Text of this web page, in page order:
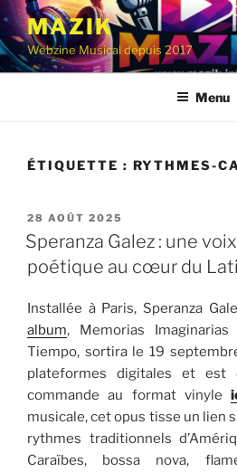
Aller
contenu
principal
MAZIK
Webzine Musical depuis 2017
Menu
ÉTIQUETTE : RYTHMES-
PUBLIÉ
LE
28 AOÛT 2025
Speranza Galez : une
poétique au cœur du
Installée à Paris, Speranza
album, Memorias
Tiempo, sortira le 19
plateformes digitales et est
commande au format vinyle
musicale, cet opus tisse un lien
rythmes traditionnels
Caraïbes, bossa nova,